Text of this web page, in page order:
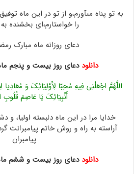
به تو پناه مى‏آورم،و از تو در این ماه
را خواستارم،اى بخشنده به
دعای روزانه ماه مبارک
دانلود دعای روز بیست و پنجم
اللَّهُمَّ اجْعَلْنِی فِیهِ مُحِبّا لِأَوْلِیَائِکَ وَ
أَنْبِیَائِکَ یَا عَاصِمَ قُلُوبِ
خدایا مرا در این ماه دلبسته اولیا، و
آراسته به راه و روش خاتم پیامبرانت
پیامبران‏
دانلود دعای روز بیست و ششم